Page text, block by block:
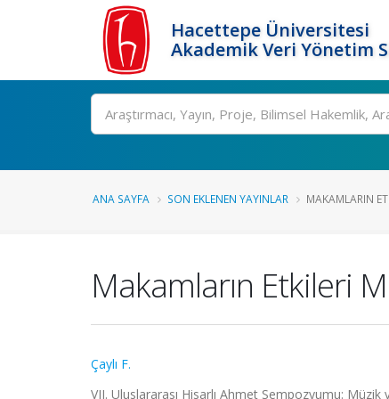
Hacettepe Üniversitesi
Akademik Veri Yönetim
Ara
ANA SAYFA SON EKLENEN YAYINLAR MAKAMLARIN
Makamların Etkileri
Çaylı F.
VII. Uluslararası Hisarlı Ahmet Sempozyumu: